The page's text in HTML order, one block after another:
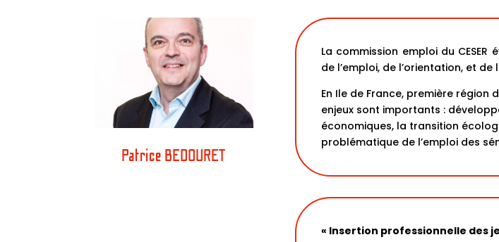
Patrice BEDOURET
La commission emploi du
de l’emploi, de l’orientation, et
En Ile de France, première région
enjeux sont importants :
économiques, la transition
problématique de l’emploi des
« Insertion professionnelle des